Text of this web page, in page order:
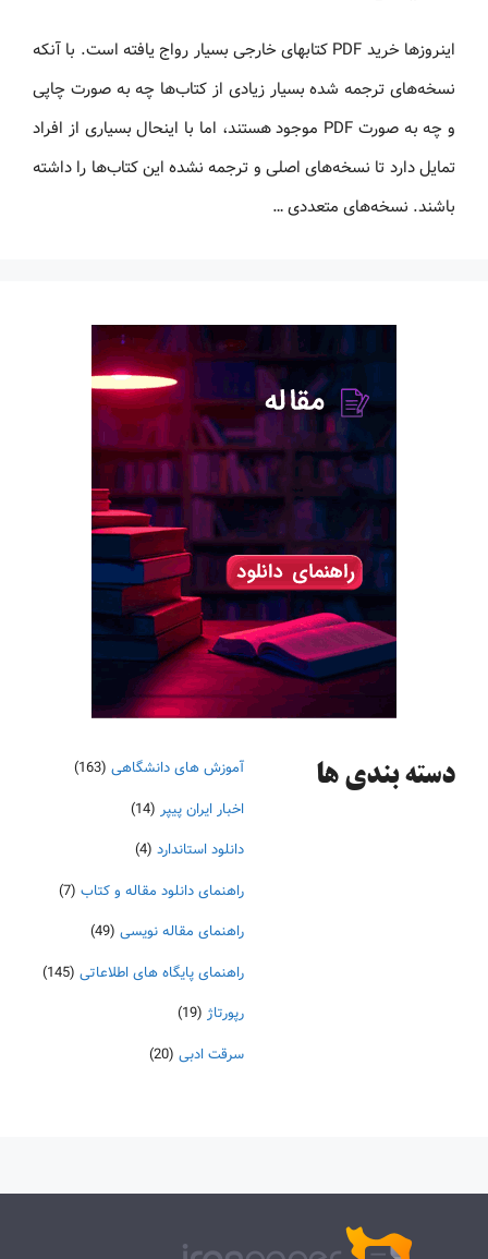
اینروزها خرید PDF کتاب‎های خارجی بسیار رواج یافته است. با آنکه
نسخه‌های ترجمه شده بسیار زیادی از کتاب‌ها چه به صورت چاپی
و چه به صورت PDF موجود هستند، اما با اینحال بسیاری از افراد
تمایل دارد تا نسخه‌های اصلی و ترجمه نشده این کتاب‌ها را داشته
باشند. نسخه‌های متعددی …
دسته‌ بندی ها آموزش های دانشگاهی (163)
اخبار ایران پیپر (14)
دانلود استاندارد (4)
راهنمای دانلود مقاله و کتاب (7)
راهنمای مقاله نویسی (49)
راهنمای پایگاه های اطلاعاتی (145)
رپورتاژ (19)
سرقت ادبی (20)